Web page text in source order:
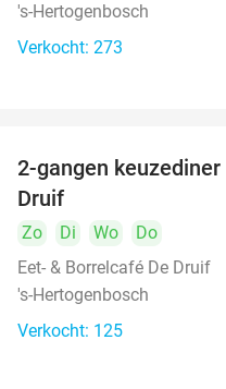
's-Hertogenbosch
Verkocht: 273
2-gangen
Druif
Zo Di Wo
Do
Eet- & Borrelcafé De Druif
's-Hertogenbosch
Verkocht: 125